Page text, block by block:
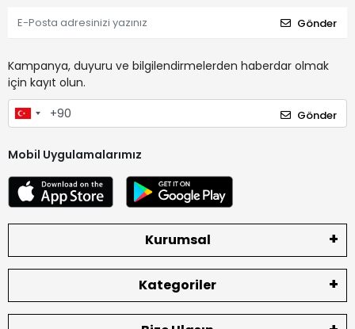
Gönder
Kampanya, duyuru ve bilgilendirmelerden haberdar olmak
için kayıt olun.
Gönder
Mobil Uygulamalarımız
Kurumsal
Kategoriler